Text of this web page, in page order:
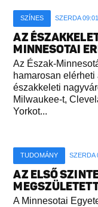
SZÍNES SZERDA 09:01
AZ
MINNESOTAI
Az Észak-
hamarosan
északkeleti
Milwaukee-t,
Yorkot...
TUDOMÁNY SZERDA
AZ ELSŐ
A Minnesotai